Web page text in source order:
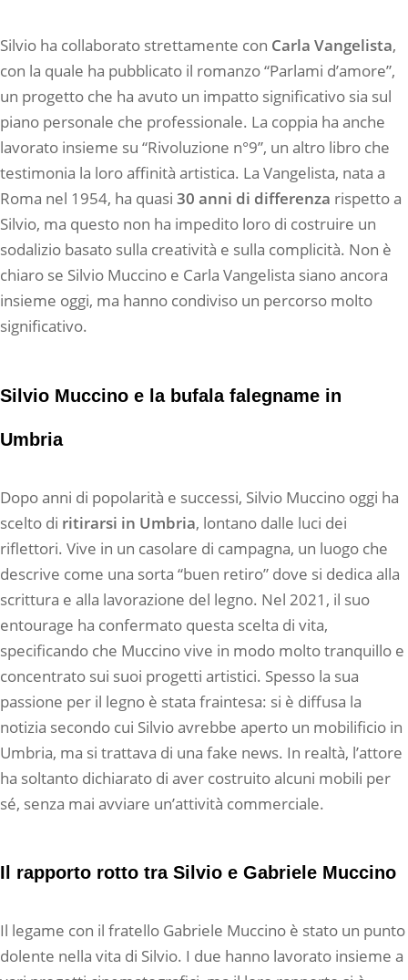
Silvio ha collaborato strettamente con Carla Vangelista,
con la quale ha pubblicato il romanzo “Parlami d’amore”,
un progetto che ha avuto un impatto significativo sia sul
piano personale che professionale. La coppia ha anche
lavorato insieme su “Rivoluzione n°9”, un altro libro che
testimonia la loro affinità artistica. La Vangelista, nata a
Roma nel 1954, ha quasi 30 anni di differenza rispetto a
Silvio, ma questo non ha impedito loro di costruire un
sodalizio basato sulla creatività e sulla complicità. Non è
chiaro se Silvio Muccino e Carla Vangelista siano ancora
insieme oggi, ma hanno condiviso un percorso molto
significativo.
Silvio Muccino e la bufala falegname in
Umbria
Dopo anni di popolarità e successi, Silvio Muccino oggi ha
scelto di ritirarsi in Umbria, lontano dalle luci dei
riflettori. Vive in un casolare di campagna, un luogo che
descrive come una sorta “buen retiro” dove si dedica alla
scrittura e alla lavorazione del legno. Nel 2021, il suo
entourage ha confermato questa scelta di vita,
specificando che Muccino vive in modo molto tranquillo e
concentrato sui suoi progetti artistici. Spesso la sua
passione per il legno è stata fraintesa: si è diffusa la
notizia secondo cui Silvio avrebbe aperto un mobilificio in
Umbria, ma si trattava di una fake news. In realtà, l’attore
ha soltanto dichiarato di aver costruito alcuni mobili per
sé, senza mai avviare un’attività commerciale.
Il rapporto rotto tra Silvio e Gabriele Muccino
Il legame con il fratello Gabriele Muccino è stato un punto
dolente nella vita di Silvio. I due hanno lavorato insieme a